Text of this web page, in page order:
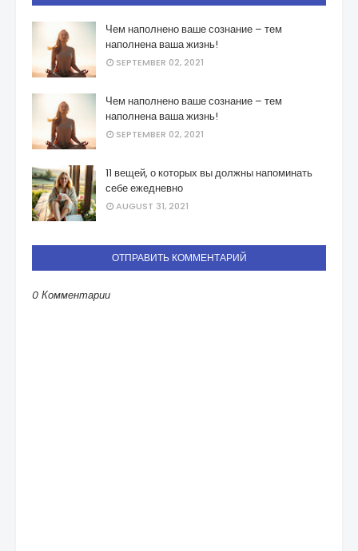
Чем наполнено ваше сознание – тем
наполнена ваша жизнь!
SEPTEMBER 02, 2021
Чем наполнено ваше сознание – тем
наполнена ваша жизнь!
SEPTEMBER 02, 2021
11 вещей, о которых вы должны напоминать
себе ежедневно
AUGUST 31, 2021
ОТПРАВИТЬ КОММЕНТАРИЙ
0 Комментарии